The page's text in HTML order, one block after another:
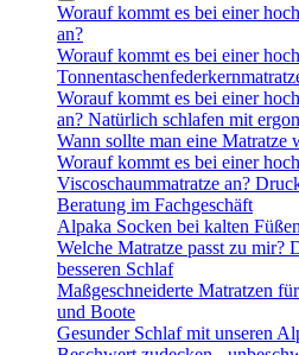
Worauf kommt es bei einer
an?
Worauf kommt es bei einer
Worauf kommt es bei einer
an? Natürlich schlafen mit
Wann sollte man eine Matratze
Worauf kommt es bei einer
Viscoschaummatratze an?
Beratung im Fachgeschäft
Alpaka Socken bei kalten
Welche Matratze passt zu mir?
besseren Schlaf
Maßgeschneiderte Matratzen
und Boote
Gesunder Schlaf mit unseren